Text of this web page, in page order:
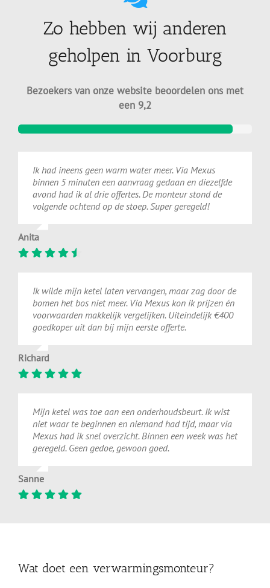
Zo hebben wij anderen
geholpen in Voorburg
Bezoekers van onze website beoordelen ons met
een 9,2
Ik had ineens geen warm water meer. Via Mexus
binnen 5 minuten een aanvraag gedaan en diezelfde
avond had ik al drie offertes. De monteur stond de
volgende ochtend op de stoep. Super geregeld!
Anita
Ik wilde mijn ketel laten vervangen, maar zag door de
bomen het bos niet meer. Via Mexus kon ik prijzen én
voorwaarden makkelijk vergelijken. Uiteindelijk €400
goedkoper uit dan bij mijn eerste offerte.
Richard
Mijn ketel was toe aan een onderhoudsbeurt. Ik wist
niet waar te beginnen en niemand had tijd, maar via
Mexus had ik snel overzicht. Binnen een week was het
geregeld. Geen gedoe, gewoon goed.
Sanne
Wat doet een verwarmingsmonteur?